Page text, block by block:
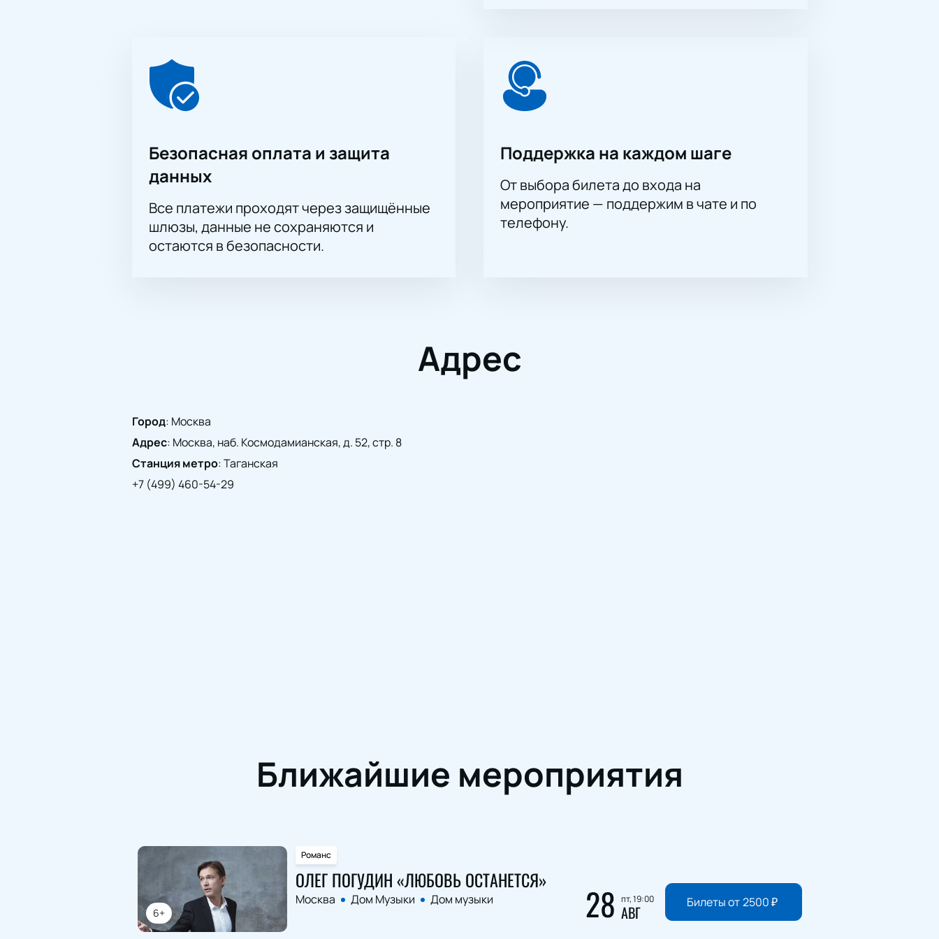
Безопасная оплата и защита
данных
Все платежи проходят через защищённые
шлюзы, данные не сохраняются и
остаются в безопасности.
Поддержка на каждом шаге
От выбора билета до входа на
мероприятие — поддержим в чате и по
телефону.
Адрес
Город: Москва
Адрес: Москва, наб. Космодамианская, д. 52, стр. 8
Станция метро:Таганская
+7 (499) 460-54-29
Ближайшие мероприятия
6+
Романс
ОЛЕГ ПОГУДИН «ЛЮБОВЬ ОСТАНЕТСЯ»
Москва Дом Музыки Дом музыки 28 пт, 19:00
АВГ Билеты от 2500₽